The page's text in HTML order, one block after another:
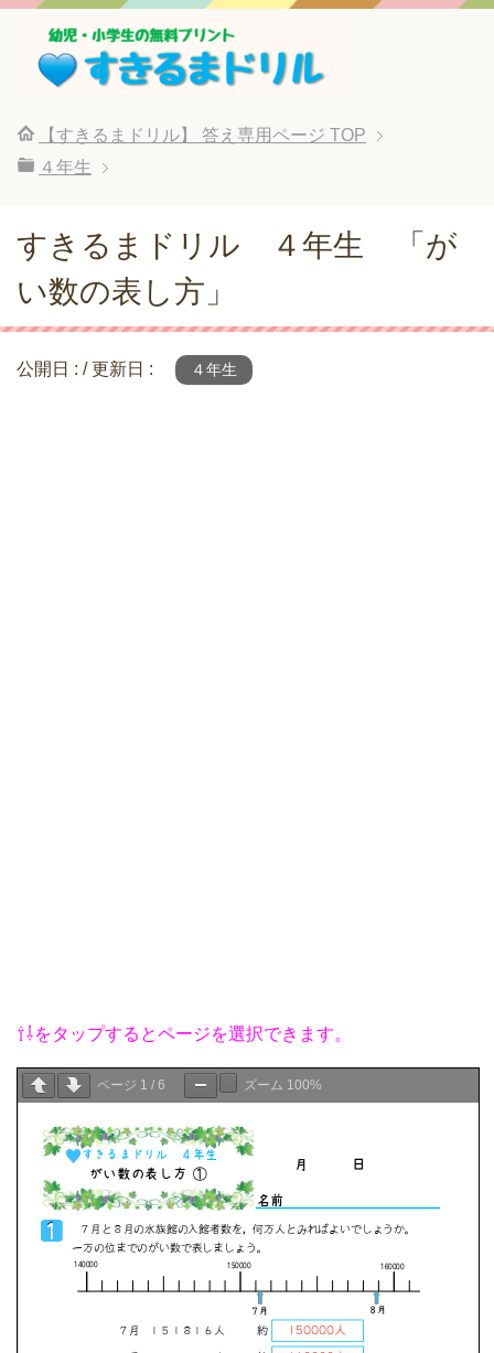
【すきるまドリル】 答え専用ページ TOP
４年生
すきるまドリル ４年生 「が
い数の表し方」
公開日 : / 更新日 : ４年生
⇧⇩をタップするとページを選択できます。
ページ 1 / 6 ズーム 100%